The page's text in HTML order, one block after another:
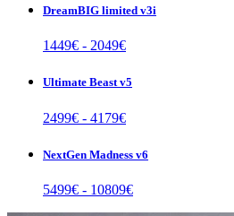
DreamBIG limited v3i
1449€ - 2049€
Ultimate Beast v5
2499€ - 4179€
NextGen Madness v6
5499€ - 10809€